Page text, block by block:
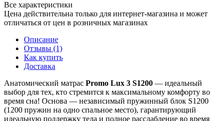
Все характеристики
Цена действительна только для интернет-магазина и может
отличаться от цен в розничных магазинах
Описание
Отзывы (1)
Как купить
Доставка
Анатомический матрас Promo Lux 3 S1200 — идеальный
выбор для тех, кто стремится к максимальному комфорту во
время сна! Основа — независимый пружинный блок S1200
(1200 пружин на одно спальное место), гарантирующий
идеальную поддержку тела и полное расслабление во время